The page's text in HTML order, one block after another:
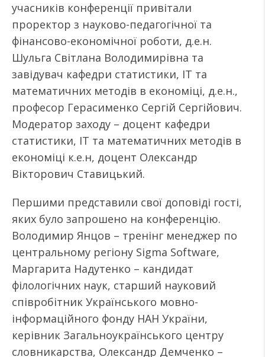
учасників конференції привітали
проректор з науково-педагогічної та
фінансово-економічної роботи, д.е.н.
Шульга Світлана Володимирівна та
завідувач кафедри статистики, IT та
математичних методів в економіці, д.е.н.,
професор Герасименко Сергій Сергійович.
Модератор заходу – доцент кафедри
статистики, IT та математичних методів в
економіці к.е.н, доцент Олександр
Вікторович Ставицький.
Першими представили свої доповіді гості,
яких було запрошено на конференцію.
Володимир Янцов – тренінг менеджер по
центральному регіону Sigma Software,
Маргарита Надутенко – кандидат
філологічних наук, старший науковий
співробітник Українського мовно-
інформаційного фонду НАН України,
керівник Загальноукраїнського центру
словникарства, Олександр Демченко –